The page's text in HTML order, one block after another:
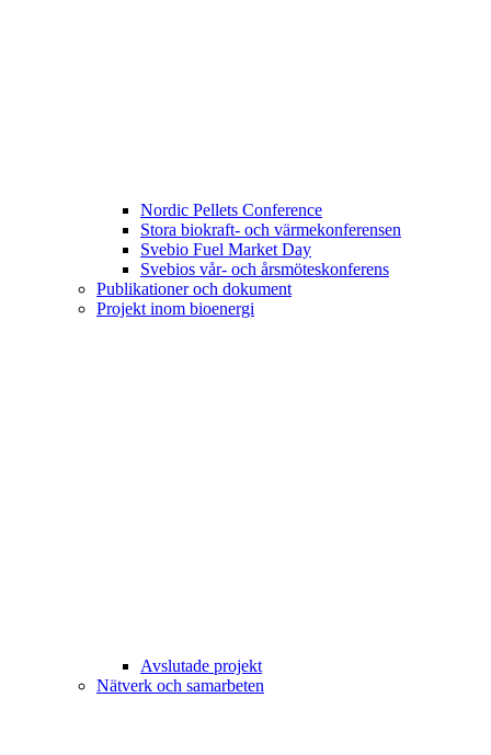
Nordic Pellets Conference
Stora biokraft- och värmekonferensen
Svebio Fuel Market Day
Svebios vår- och årsmöteskonferens
Publikationer och dokument
Projekt inom bioenergi
Avslutade projekt
Nätverk och samarbeten